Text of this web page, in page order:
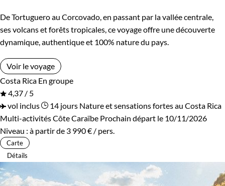
De Tortuguero au Corcovado, en passant par la vallée centrale,
ses volcans et forêts tropicales, ce voyage offre une découverte
dynamique, authentique et 100% nature du pays.
Voir le voyage
Costa Rica En groupe
4,37 / 5
vol inclus
14 jours Nature et sensations fortes au Costa Rica
Multi-activités Côte Caraïbe Prochain départ le 10/11/2026
Niveau : à partir de 3 990 € / pers.
Carte
Détails